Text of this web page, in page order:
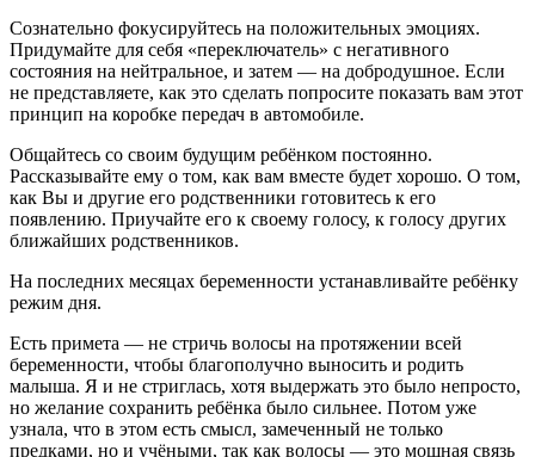
Сознательно фокусируйтесь на положительных эмоциях.
Придумайте для себя «переключатель» с негативного
состояния на нейтральное, и затем — на добродушное. Если
не представляете, как это сделать попросите показать вам этот
принцип на коробке передач в автомобиле.
Общайтесь со своим будущим ребёнком постоянно.
Рассказывайте ему о том, как вам вместе будет хорошо. О том,
как Вы и другие его родственники готовитесь к его
появлению. Приучайте его к своему голосу, к голосу других
ближайших родственников.
На последних месяцах беременности устанавливайте ребёнку
режим дня.
Есть примета — не стричь волосы на протяжении всей
беременности, чтобы благополучно выносить и родить
малыша. Я и не стриглась, хотя выдержать это было непросто,
но желание сохранить ребёнка было сильнее. Потом уже
узнала, что в этом есть смысл, замеченный не только
предками, но и учёными, так как волосы — это мощная связь